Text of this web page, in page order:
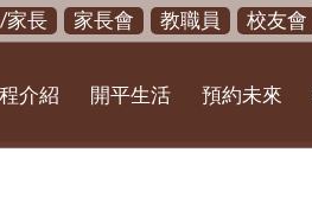
家長 家長會 教職員 校友會
介紹 開平生活 預約未來